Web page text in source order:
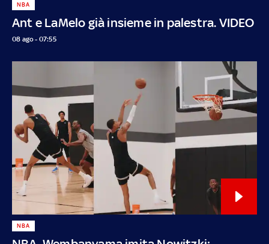
Ant e LaMelo già insieme in palestra. VIDEO
NBA
08 ago - 07:55
NBA